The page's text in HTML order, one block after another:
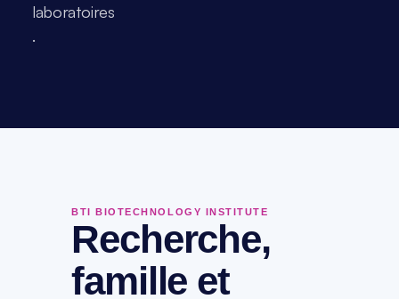
laboratoires
.
BTI BIOTECHNOLOGY INSTITUTE
Recherche,
famille et